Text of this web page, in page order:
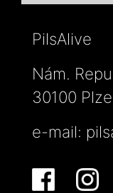
PilsAlive
Nám.
30100
e-mail: